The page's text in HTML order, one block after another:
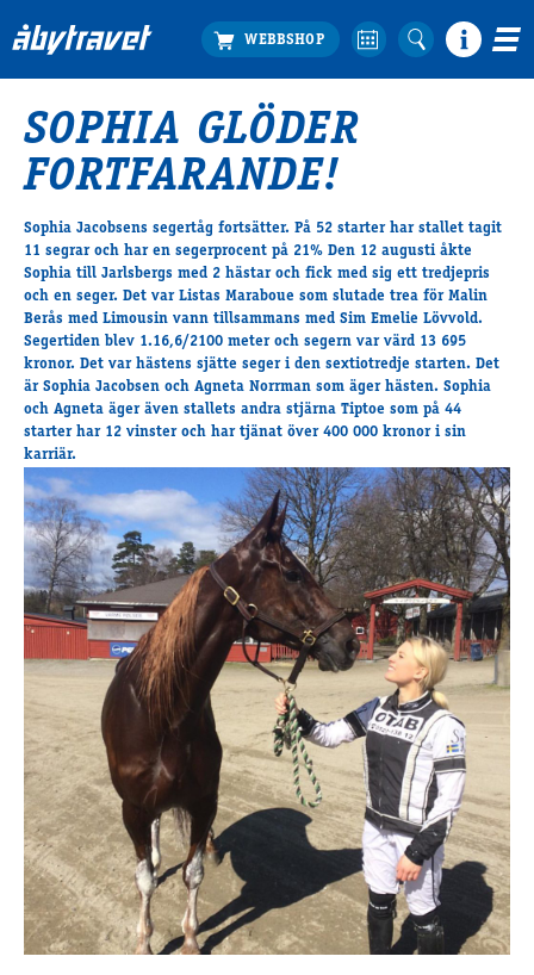
Köp biljett
Travprogrammet
Bra att veta
Restauranger
Catering by Lyon
Hotell nära oss
Nybörjar­guide
Presentkort
Tävlingsdagar
FAQ
Travkonferens
Exponering & värdskap
Aktiviteter
Hört och hänt
Tävling
Tävlingsserier
Träning och provlopp
Aktiva
Månadens hästägare 2026
Månadens B-tränare 2026
Euro Classic Trot
Andelshästar
SOPHIA GLÖDER
FORTFARANDE!
Sophia Jacobsens segertåg fortsätter. På 52 starter har stallet tagit
11 segrar och har en segerprocent på 21% Den 12 augusti åkte
Sophia till Jarlsbergs med 2 hästar och fick med sig ett tredjepris
och en seger. Det var Listas Maraboue som slutade trea för Malin
Berås med Limousin vann tillsammans med Sim Emelie Lövvold.
Segertiden blev 1.16,6/2100 meter och segern var värd 13 695
kronor. Det var hästens sjätte seger i den sextiotredje starten. Det
är Sophia Jacobsen och Agneta Norrman som äger hästen. Sophia
och Agneta äger även stallets andra stjärna Tiptoe som på 44
starter har 12 vinster och har tjänat över 400 000 kronor i sin
karriär.